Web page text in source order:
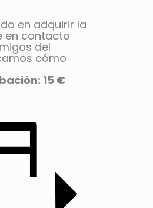
en adquirir la
en contacto
del
cómo
15 €